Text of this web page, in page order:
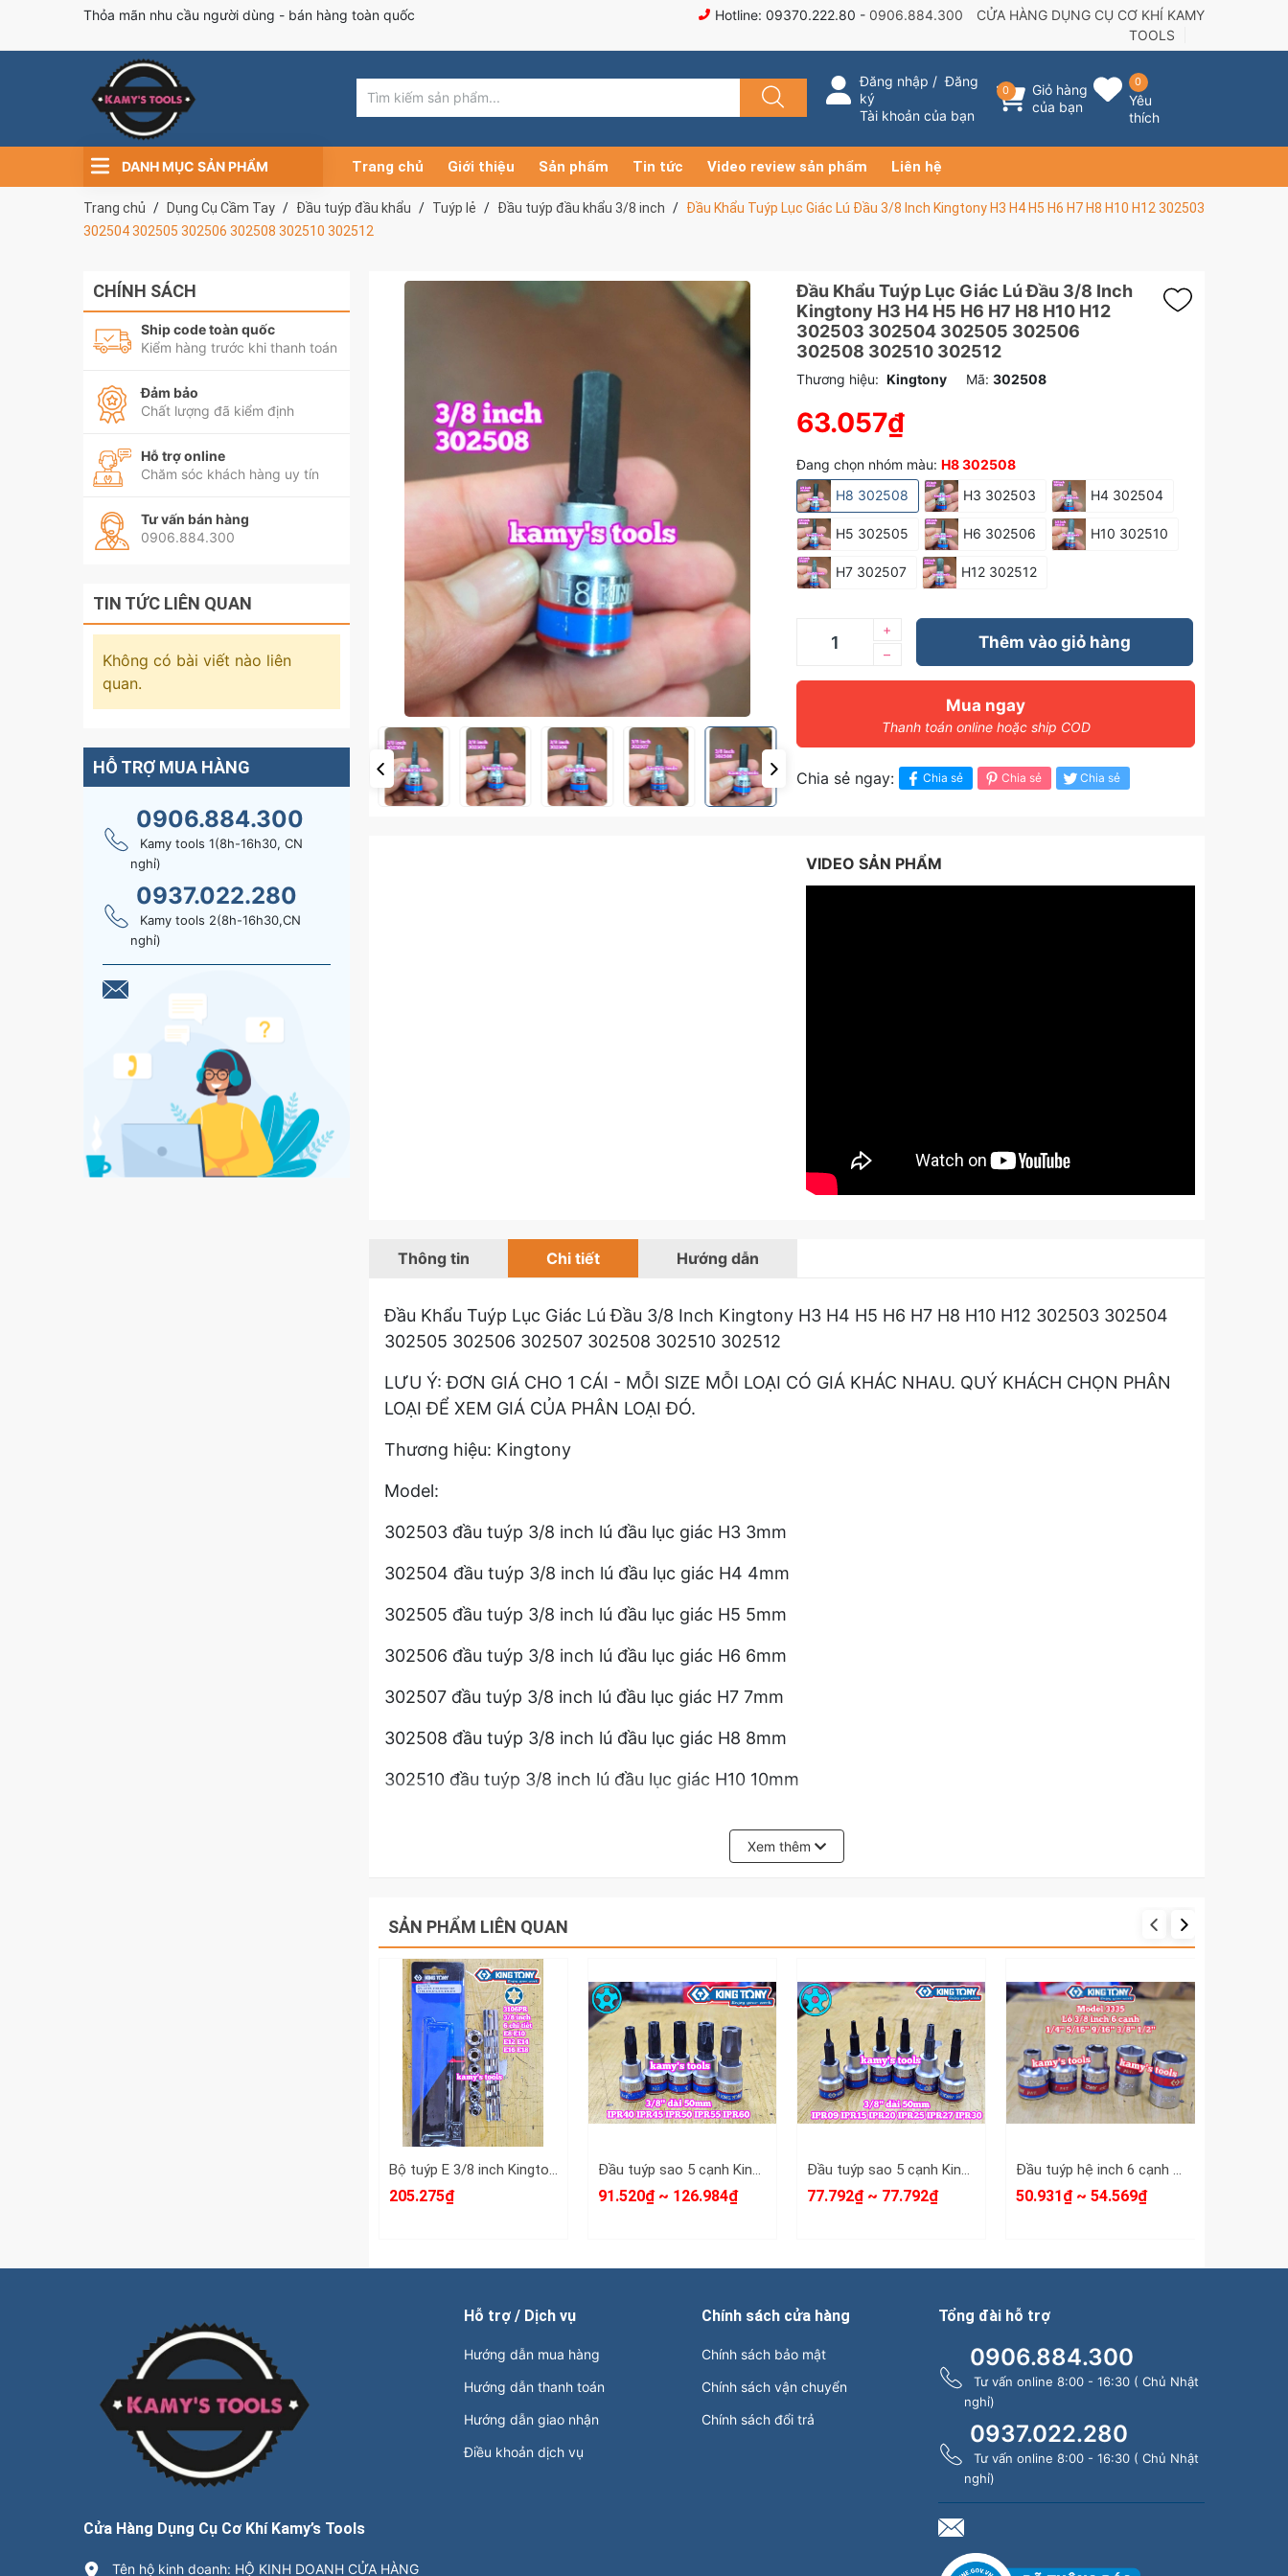
Thỏa mãn nhu cầu người dùng - bán hàng toàn quốc Hotline: 09370.222.80 - 0906.884.300
CỬA HÀNG DỤNG CỤ CƠ KHÍ KAMY
TOOLS
Đăng nhập /Đăng
ký
Tài khoản của bạn
0
Giỏ hàng
của bạn
0
Yêu
thích
DANH MỤC SẢN PHẨM Trang chủ Giới thiệu Sản phẩm Tin tức Video review sản phẩm Liên hệ
Trang chủ Dụng Cụ Cầm Tay Đầu tuýp đầu khẩu Tuýp lẻ Đầu tuýp đầu khẩu 3/8 inch
Đầu Khẩu Tuýp Lục Giác Lú Đầu 3/8 Inch Kingtony H3 H4 H5 H6 H7 H8 H10 H12 302503
302504 302505 302506 302508 302510 302512
Đầu Khẩu Tuýp Lục Giác Lú Đầu 3/8 Inch
Kingtony H3 H4 H5 H6 H7 H8 H10 H12
302503 302504 302505 302506
302508 302510 302512
Thương hiệu: Kingtony Mã: 302508
63.057₫
Đang chọn nhóm màu: H8 302508
H8 302508
H3 302503 H4 302504
H5 302505 H6 302506 H10 302510
H7 302507 H12 302512
–
+
Thêm vào giỏ hàng
Mua ngay
Thanh toán online hoặc ship COD
Chia sẻ ngay: Chia sẻ Chia sẻ Chia sẻ
VIDEO SẢN PHẨM
Thông tin Chi tiết Hướng dẫn
Đầu Khẩu Tuýp Lục Giác Lú Đầu 3/8 Inch Kingtony H3 H4 H5 H6 H7 H8 H10 H12 302503 302504
302505 302506 302507 302508 302510 302512
LƯU Ý: ĐƠN GIÁ CHO 1 CÁI - MỖI SIZE MỖI LOẠI CÓ GIÁ KHÁC NHAU. QUÝ KHÁCH CHỌN PHÂN
LOẠI ĐỂ XEM GIÁ CỦA PHÂN LOẠI ĐÓ.
Thương hiệu: Kingtony
Model:
302503 đầu tuýp 3/8 inch lú đầu lục giác H3 3mm
302504 đầu tuýp 3/8 inch lú đầu lục giác H4 4mm
302505 đầu tuýp 3/8 inch lú đầu lục giác H5 5mm
302506 đầu tuýp 3/8 inch lú đầu lục giác H6 6mm
302507 đầu tuýp 3/8 inch lú đầu lục giác H7 7mm
302508 đầu tuýp 3/8 inch lú đầu lục giác H8 8mm
302510 đầu tuýp 3/8 inch lú đầu lục giác H10 10mm
Đầu khẩu tuýp lục giác lú đầu 3/8 inch kingtony H3 H4 H5 H6 H8 là đầu khẩu, đầu tuýp có phần
thép cr-v rất cứng với thương hiệu kingtony nổi tiếng về chất lượng.
LƯU Ý: ĐƠN GIÁ CHO 1 CÁI - MỖI SIZE MỖI LOẠI CÓ GIÁ KHÁC NHAU. QUÝ KHÁCH CHỌN PHÂN
LOẠI ĐỂ XEM GIÁ CỦA PHÂN LOẠI ĐÓ.
Xem thêm
SẢN PHẨM LIÊN QUAN
Bộ tuýp E 3/8 inch Kingtony 3106PR 6 chi tiết E8 E10 E12 E14 E16 E18
205.275₫
Đầu tuýp sao 5 cạnh Kingtony 3/8 inch IPR40 302D40- IPR45 302D45- IPR50 302D50- IPR55 302D55- IPR60 302D60
91.520₫ ~ 126.984₫
Đầu tuýp sao 5 cạnh Kingtony 3/8 inch IPR09 302D09-IPR15 302D15-IPR20 302D20-IPR25 302D25-IPR27 302D27-IPR30 302D30
77.792₫ ~ 77.792₫
Đầu tuýp hệ inch 6 cạnh 3/8 inch Kingtony cỡ 1/4” 5/16” 9/16” 3/8” 1/2” 333508S 333510S 333512S 333516S 333518S
50.931₫ ~ 54.569₫
CHÍNH SÁCH
Ship code toàn quốc
Kiểm hàng trước khi thanh toán
Đảm bảo
Chất lượng đã kiểm định
Hỗ trợ online
Chăm sóc khách hàng uy tín
Tư vấn bán hàng
0906.884.300
TIN TỨC LIÊN QUAN
Không có bài viết nào liên
quan.
HỖ TRỢ MUA HÀNG
0906.884.300
Kamy tools 1(8h-16h30, CN
nghỉ)
0937.022.280
Kamy tools 2(8h-16h30,CN
nghỉ)
Cửa Hàng Dụng Cụ Cơ Khí Kamy’s Tools
Tên hộ kinh doanh: HỘ KINH DOANH CỬA HÀNG
Hỗ trợ / Dịch vụ
Hướng dẫn mua hàng
Hướng dẫn thanh toán
Hướng dẫn giao nhận
Điều khoản dịch vụ
Chính sách cửa hàng
Chính sách bảo mật
Chính sách vận chuyển
Chính sách đổi trả
Tổng đài hỗ trợ
0906.884.300
Tư vấn online 8:00 - 16:30 ( Chủ Nhật
nghỉ)
0937.022.280
Tư vấn online 8:00 - 16:30 ( Chủ Nhật
nghỉ)